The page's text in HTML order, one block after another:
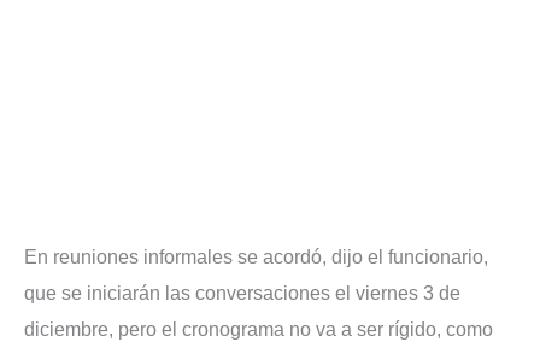
En reuniones informales se acordó, dijo el funcionario,
que se iniciarán las conversaciones el viernes 3 de
diciembre, pero el cronograma no va a ser rígido, como